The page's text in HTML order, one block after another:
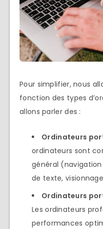
Pour simplifier, nous
fonction des types
allons parler des :
Ordinateurs
ordinateurs sont
général
de texte,
Ordinateurs
Les ordinateurs
performances